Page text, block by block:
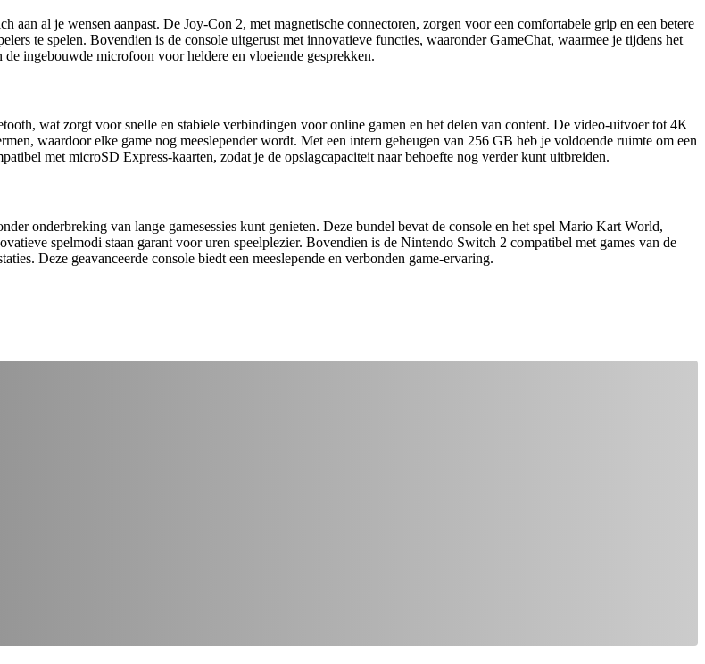
al je wensen aanpast. De Joy-Con 2, met magnetische connectoren, zorgen voor een comfortabele grip en een betere
te spelen. Bovendien is de console uitgerust met innovatieve functies, waaronder GameChat, waarmee je tijdens het
ingebouwde microfoon voor heldere en vloeiende gesprekken.
wat zorgt voor snelle en stabiele verbindingen voor online gamen en het delen van content. De video-uitvoer tot 4K
waardoor elke game nog meeslepender wordt. Met een intern geheugen van 256 GB heb je voldoende ruimte om een
met microSD Express-kaarten, zodat je de opslagcapaciteit naar behoefte nog verder kunt uitbreiden.
onderbreking van lange gamesessies kunt genieten. Deze bundel bevat de console en het spel Mario Kart World,
spelmodi staan garant voor uren speelplezier. Bovendien is de Nintendo Switch 2 compatibel met games van de
Deze geavanceerde console biedt een meeslepende en verbonden game-ervaring.